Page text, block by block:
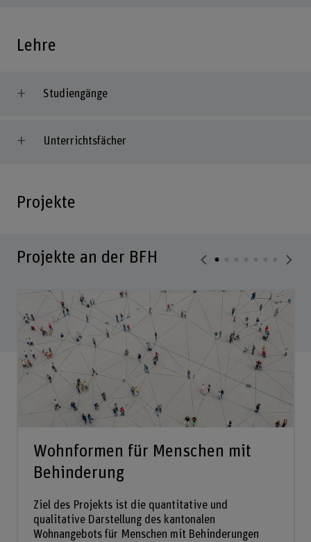
Lehre
Studiengänge
Unterrichtsfächer
Projekte
Projekte an der BFH
Wohnformen für Menschen mit
Behinderung
Ziel des Projekts ist die quantitative und
qualitative Darstellung des kantonalen
Wohnangebots für Menschen mit Behinderungen